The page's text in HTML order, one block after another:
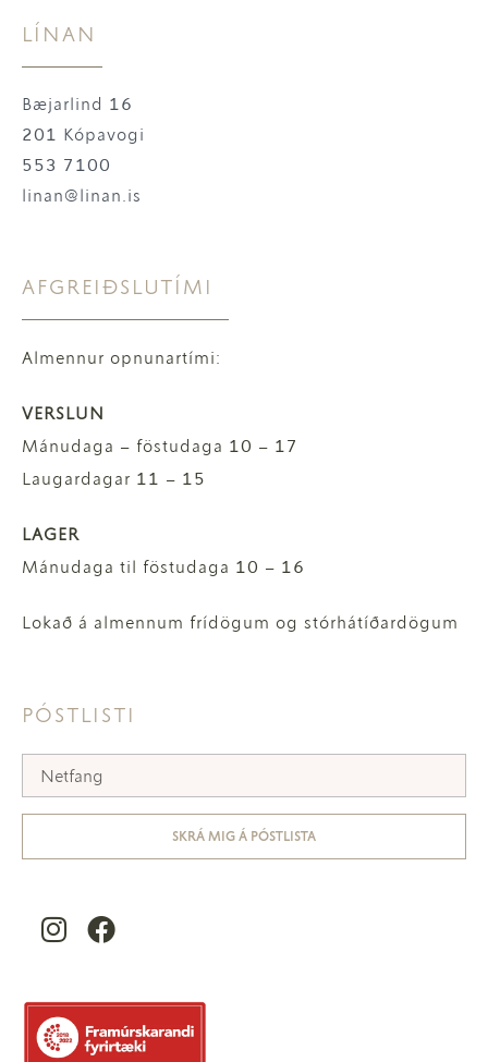
LÍNAN
Bæjarlind 16
201 Kópavogi
553 7100
linan@linan.is
AFGREIÐSLUTÍMI
Almennur opnunartími:
VERSLUN
Mánudaga – föstudaga 10 – 17
Laugardagar 11 – 15
LAGER
Mánudaga til föstudaga 10 – 16
Lokað á almennum frídögum og stórhátíðardögum
PÓSTLISTI
SKRÁ MIG Á PÓSTLISTA